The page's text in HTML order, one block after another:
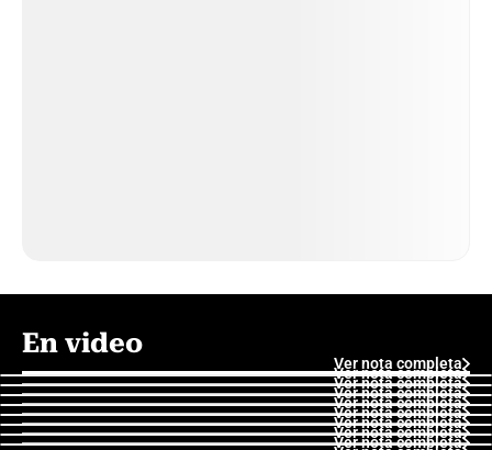
En video
Ver nota completa
Ver nota completa
Ver nota completa
Ver nota completa
Ver nota completa
Ver nota completa
Ver nota completa
Ver nota completa
Ver nota completa